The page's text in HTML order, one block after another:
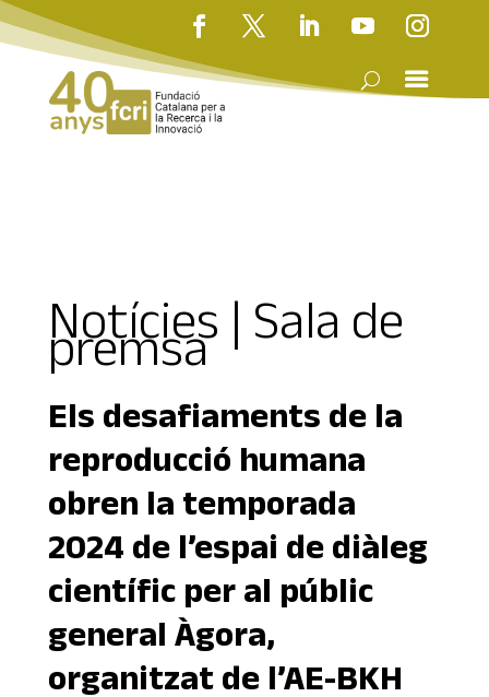
Notícies | Sala de
premsa
Els desafiaments de la
reproducció humana
obren la temporada
2024 de l’espai de diàleg
científic per al públic
general Àgora,
organitzat de l’AE-BKH